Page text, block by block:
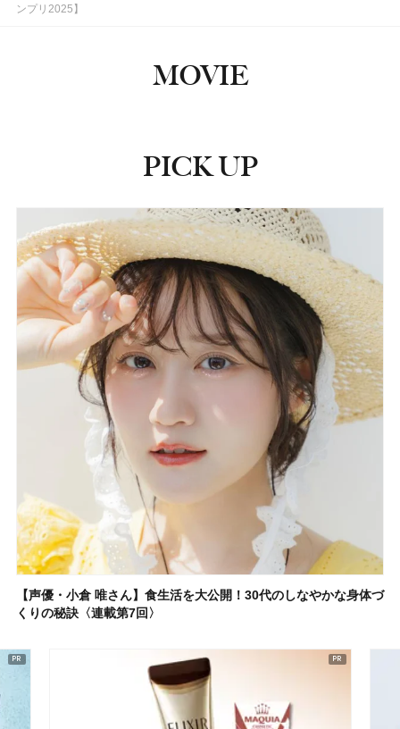
ンプリ2025】
MOVIE
PICK UP
【声優・小倉 唯さん】食生活を大公開！30代のしなやかな身体づ
くりの秘訣〈連載第7回〉